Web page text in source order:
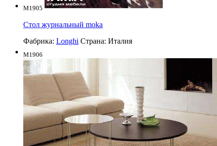
M1905
Стол журнальный moka
Фабрика: Longhi Страна: Италия
M1906